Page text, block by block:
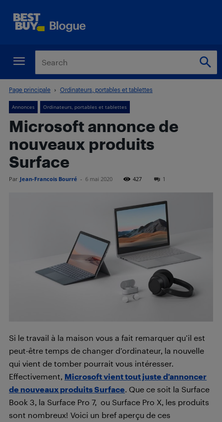
Page principale Ordinateurs, portables et tablettes
Annonces Ordinateurs, portables et tablettes
Microsoft annonce de
nouveaux produits
Surface
Par Jean-Francois Bourré - 6 mai 2020 427 1
Si le travail à la maison vous a fait remarquer qu’il est
peut-être temps de changer d’ordinateur, la nouvelle
qui vient de tomber pourrait vous intéresser.
Effectivement, Microsoft vient tout juste d’annoncer
de nouveaux produits Surface. Que ce soit la Surface
Book 3, la Surface Pro 7, ou Surface Pro X, les produits
sont nombreux! Voici un bref aperçu de ces